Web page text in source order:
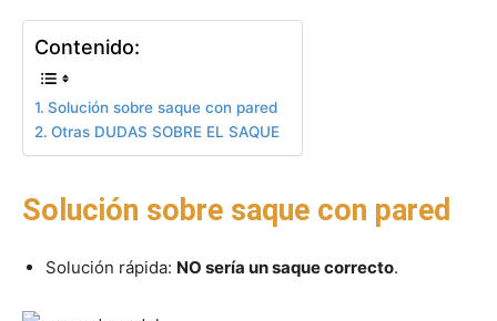
Contenido:
Solución sobre saque con pared
Otras DUDAS SOBRE EL SAQUE
Solución sobre saque con pared
Solución rápida: NO sería un saque correcto.